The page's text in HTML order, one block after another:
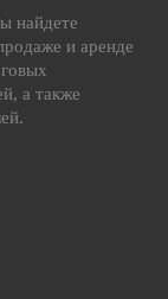
найдете
и аренде
а также